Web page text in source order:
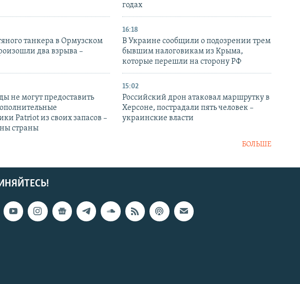
годах
танкера в Ормузском
два взрыва –
16:18
В Украине сообщили о подозрении трем
бывшим налоговикам из Крыма,
которые перешли на сторону РФ
не могут предоставить
Patriot из своих запасов –
страны
15:02
Российский дрон атаковал маршрутку в
Херсоне, пострадали пять человек –
украинские власти
БОЛЬШЕ